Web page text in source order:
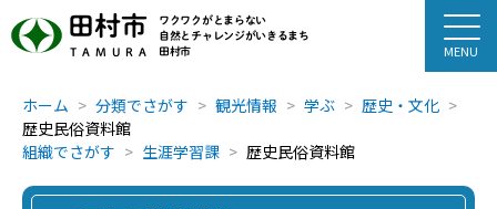
田村市
TAMURA
ワクワクがとまらない
自然とチャレンジがいきるまち
田村市
ホーム 分類でさがす 観光情報 学ぶ
歴史・文化
歴史民俗資料館
組織でさがす
生涯学習課 歴史民俗資料館